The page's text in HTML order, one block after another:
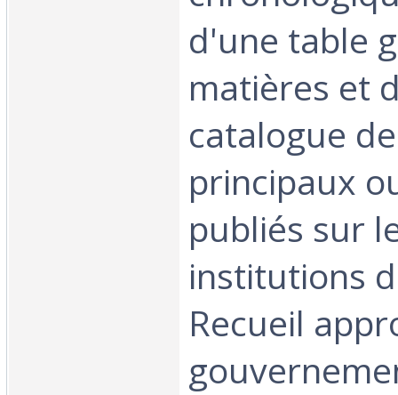
d'une table
matières et
catalogue
principaux
publiés sur
institutions
Recueil